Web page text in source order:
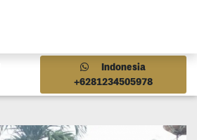
Indonesia
+6281234505978